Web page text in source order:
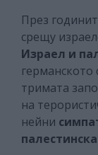
През
срещу
Израел и
германското
тримата
на
нейни